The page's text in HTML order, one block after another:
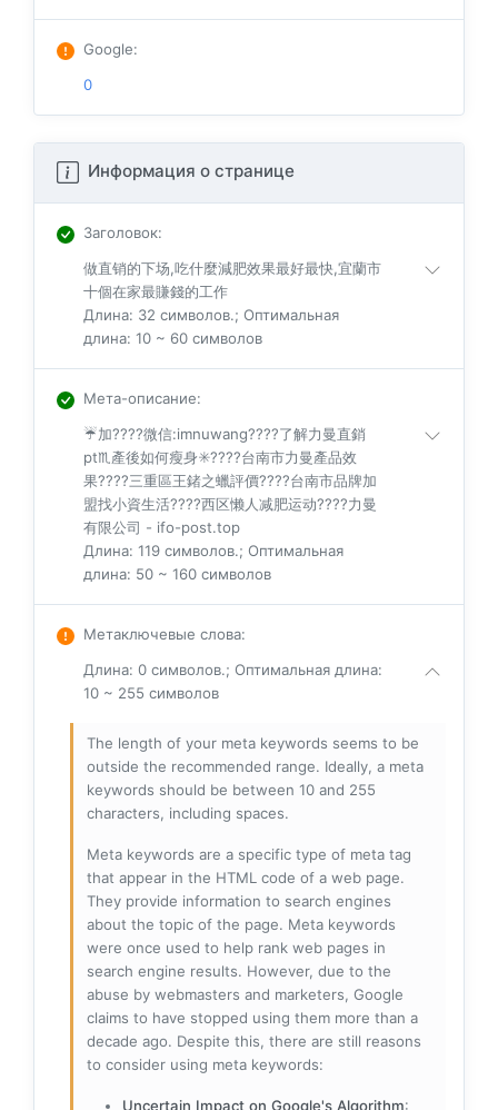
Google:
0
Информация о странице
Заголовок:
做直销的下场,吃什麼減肥效果最好最快,宜蘭市
十個在家最賺錢的工作
Длина: 32 символов.; Оптимальная
длина: 10 ~ 60 символов
Мета-описание:
☔️加????微信:imnuwang????了解力曼直銷
pt♏產後如何瘦身✳️????️台南市力曼產品效
果????三重區王鍺之蠟評價????台南市品牌加
盟找小資生活????西区懒人减肥运动????力曼
有限公司 - ifo-post.top
Длина: 119 символов.; Оптимальная
длина: 50 ~ 160 символов
Метаключевые слова:
Длина: 0 символов.; Оптимальная длина:
10 ~ 255 символов
The length of your meta keywords seems to be
outside the recommended range. Ideally, a meta
keywords should be between 10 and 255
characters, including spaces.
Meta keywords are a specific type of meta tag
that appear in the HTML code of a web page.
They provide information to search engines
about the topic of the page. Meta keywords
were once used to help rank web pages in
search engine results. However, due to the
abuse by webmasters and marketers, Google
claims to have stopped using them more than a
decade ago. Despite this, there are still reasons
to consider using meta keywords:
Uncertain Impact on Google's Algorithm: